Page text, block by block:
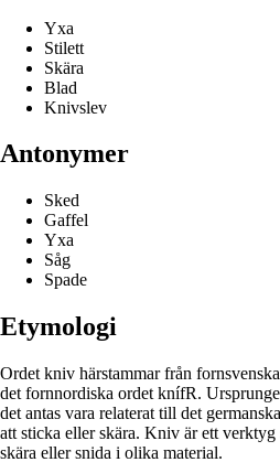
Yxa
Stilett
Skära
Blad
Knivslev
Antonymer
Sked
Gaffel
Yxa
Såg
Spade
Etymologi
Ordet kniv härstammar från
det fornnordiska ordet knífR.
det antas vara relaterat till det
att sticka eller skära. Kniv är ett verktyg
skära eller snida i olika material.